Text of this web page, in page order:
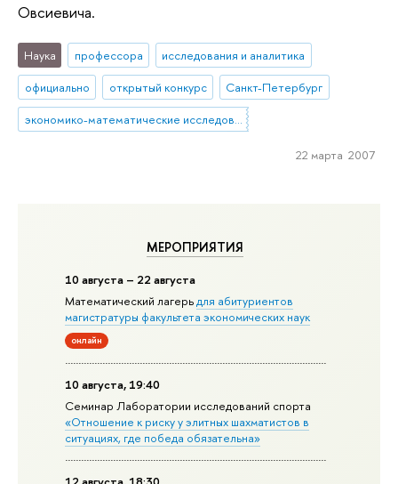
МЕРОПРИЯТИЯ
10 августа – 22 августа
Математический лагерьдля абитуриентов
магистратуры факультета экономических наук
онлайн
10 августа, 19:40
Семинар Лаборатории исследований спорта
«Отношение к риску у элитных шахматистов в
ситуациях, где победа обязательна»
Овсиевича.
Наука профессора
исследования и аналитика
официально
открытый конкурс
Санкт-Петербург
экономико-математические исследования
22 марта 2007